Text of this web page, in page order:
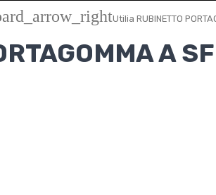
Utilia RUBINETTO
A